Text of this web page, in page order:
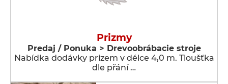
Prizmy
Predaj / Ponuka > Drevoobrábacie stroje
Nabídka dodávky prizem v délce 4,0 m. Tloušťka
dle přání …